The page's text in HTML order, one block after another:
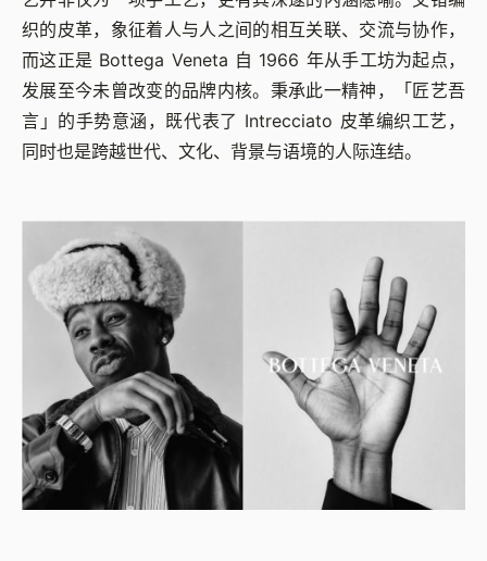
织的皮革，象征着人与人之间的相互关联、交流与协作，
而这正是 Bottega Veneta 自 1966 年从手工坊为起点，
发展至今未曾改变的品牌内核。秉承此一精神，「匠艺吾
言」的手势意涵，既代表了 Intrecciato 皮革编织工艺，
同时也是跨越世代、文化、背景与语境的人际连结。